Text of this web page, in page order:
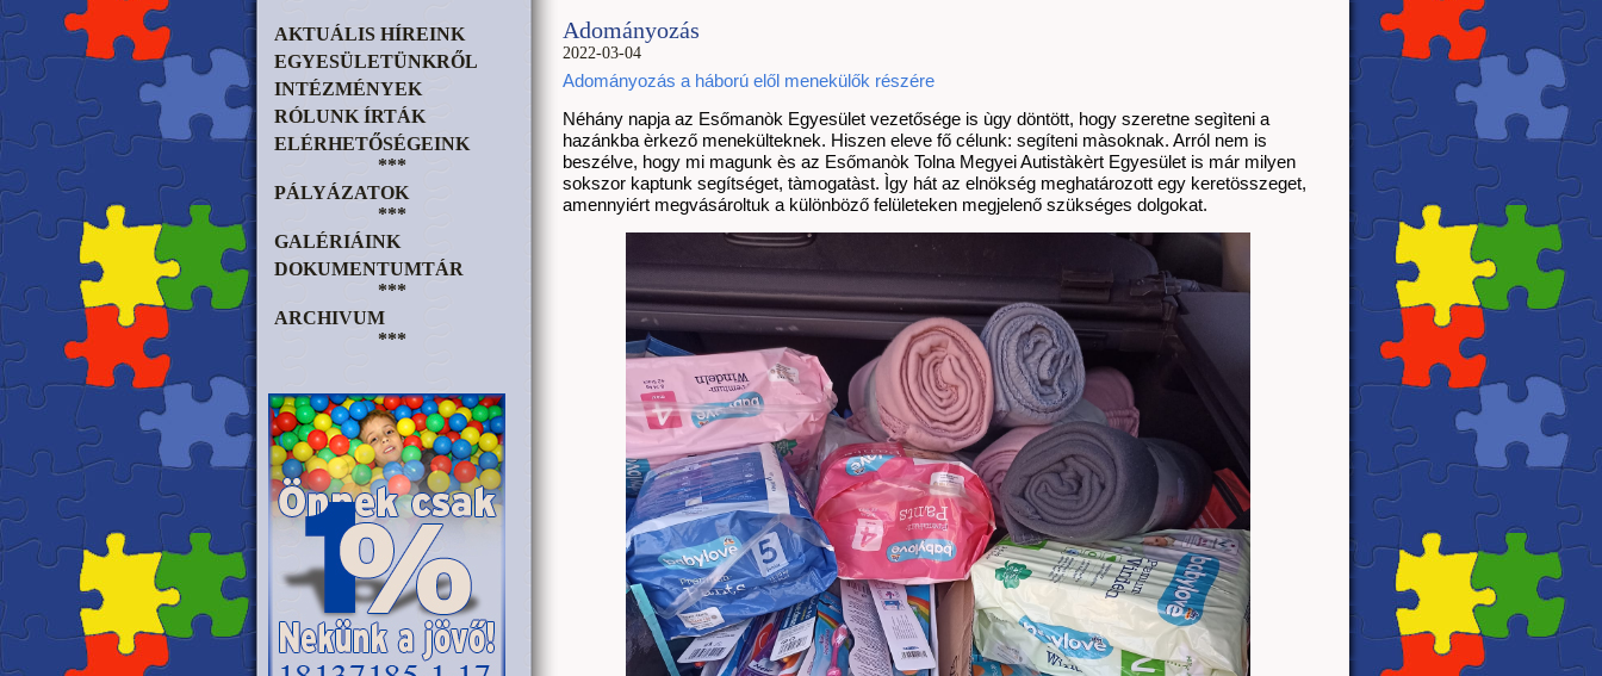
AKTUÁLIS HÍREINK
EGYESÜLETÜNKRŐL
INTÉZMÉNYEK
RÓLUNK ÍRTÁK
ELÉRHETŐSÉGEINK
***
PÁLYÁZATOK
***
GALÉRIÁINK
DOKUMENTUMTÁR
***
ARCHIVUM
***
Adományozás
2022-03-04
Adományozás a háború elől menekülők részére
Néhány napja az Esőmanòk Egyesület vezetősége is ùgy döntött, hogy szeretne segìteni a
hazánkba èrkező menekülteknek. Hiszen eleve fő célunk: segíteni màsoknak. Arról nem is
beszélve, hogy mi magunk ès az Esőmanòk Tolna Megyei Autistàkèrt Egyesület is már milyen
sokszor kaptunk segítséget, tàmogatàst. Ìgy hát az elnökség meghatározott egy keretösszeget,
amennyiért megvásároltuk a különböző felületeken megjelenő szükséges dolgokat.